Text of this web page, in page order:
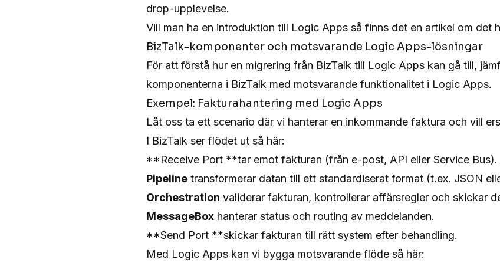
drop-upplevelse.
Vill man ha en introduktion till Logic Apps så finns det en artikel om det
BizTalk-komponenter och motsvarande Logic Apps-lösningar
För att förstå hur en migrering från BizTalk till Logic Apps kan gå till,
komponenterna i BizTalk med motsvarande funktionalitet i Logic Apps.
Exempel: Fakturahantering med Logic Apps
Låt oss ta ett scenario där vi hanterar en inkommande faktura och vill
I BizTalk ser flödet ut så här:
**Receive Port **tar emot fakturan (från e-post, API eller Service Bus).
Pipeline transformerar datan till ett standardiserat format (t.ex. JSON
Orchestration validerar fakturan, kontrollerar affärsregler och skickar
MessageBox hanterar status och routing av meddelanden.
**Send Port **skickar fakturan till rätt system efter behandling.
Med Logic Apps kan vi bygga motsvarande flöde så här: